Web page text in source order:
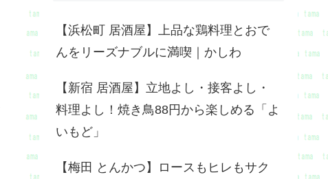
【浜松町 居酒屋】上品な鶏料理とおで
んをリーズナブルに満喫｜かしわ
【新宿 居酒屋】立地よし・接客よし・
料理よし！焼き鳥88円から楽しめる「よ
いもど」
【梅田 とんかつ】ロースもヒレもサク